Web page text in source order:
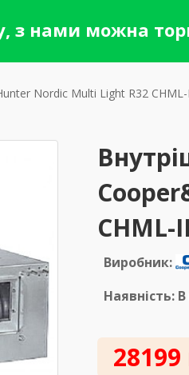
з нами можна
Nordic Multi Light R32
CHML-
Виробник:
Наявність:
28199